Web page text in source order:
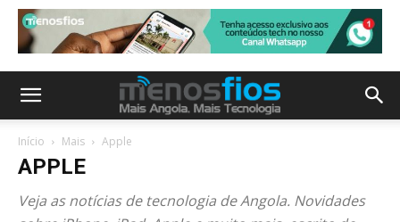
Início Mais Apple
APPLE
Veja as notícias de tecnologia de Angola. Novidades